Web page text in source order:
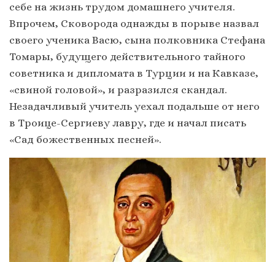
себе на жизнь трудом домашнего учителя.
Впрочем, Сковорода однажды в порыве назвал
своего ученика Васю, сына полковника Стефана
Томары, будущего действительного тайного
советника и дипломата в Турции и на Кавказе,
«свиной головой», и разразился скандал.
Незадачливый учитель уехал подальше от него
в Троице-Сергиеву лавру, где и начал писать
«Сад божественных песней».